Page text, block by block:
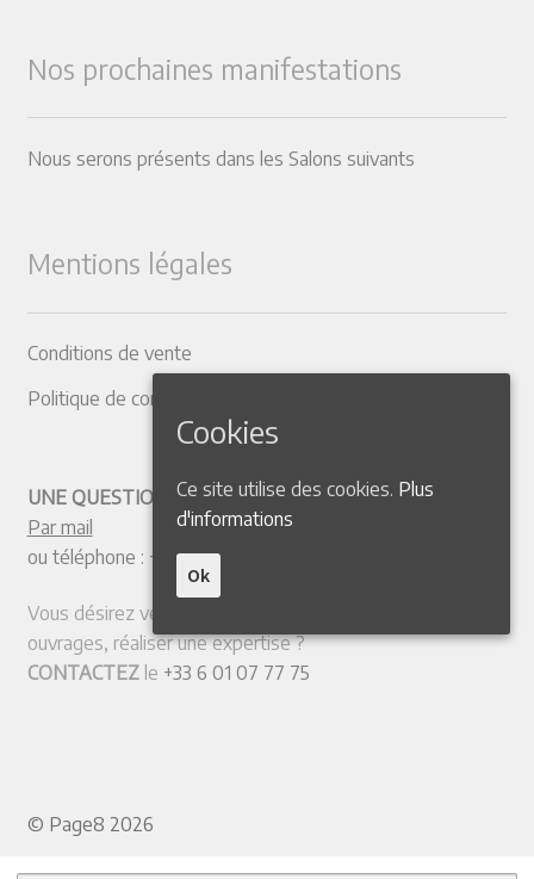
Nos prochaines manifestations
Nous serons présents dans les Salons suivants
Mentions légales
Conditions de vente
Politique de confidentialité
UNE QUESTION ? CONTACTEZ-NOUS
Par mail
ou téléphone : +33 4 50 38 77 20
Vous désirez vendre votre collection ou quelques
ouvrages, réaliser une expertise ?
CONTACTEZle +33 6 01 07 77 75
© Page8 2026
Cookies
Ce site utilise des cookies. Plus
d'informations
Ok